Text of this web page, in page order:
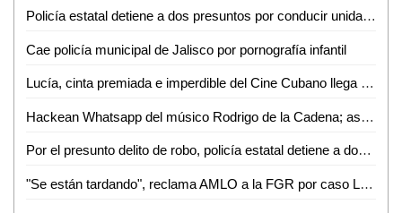
Policía estatal detiene a dos presuntos por conducir unidades con reporte de robo
Cae policía municipal de Jalisco por pornografía infantil
Lucía, cinta premiada e imperdible del Cine Cubano llega hoy a León
Hackean Whatsapp del músico Rodrigo de la Cadena; así estafan a la gente
Por el presunto delito de robo, policía estatal detiene a dos hombres
"Se están tardando", reclama AMLO a la FGR por caso Lozoya